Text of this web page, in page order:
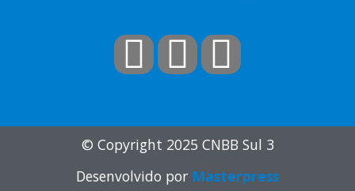
© Copyright 2025 CNBB Sul 3
Desenvolvido por Masterpress